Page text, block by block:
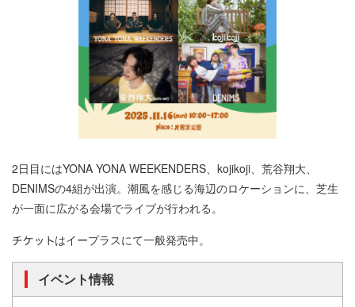
2日目にはYONA YONA WEEKENDERS、kojikoji、荒谷翔大、
DENIMSの4組が出演。潮風を感じる海辺のロケーションに、芝生
が一面に広がる会場でライブが行われる。
はイープラスにて一般発売中。
イベント情報